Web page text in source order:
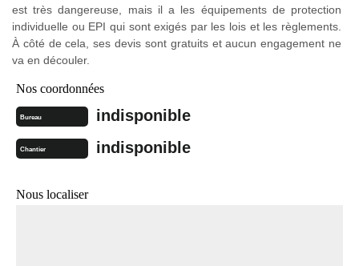
est très dangereuse, mais il a les équipements de protection
individuelle ou EPI qui sont exigés par les lois et les règlements.
À côté de cela, ses devis sont gratuits et aucun engagement ne
va en découler.
Nos coordonnées
Bureau indisponible
Chantier indisponible
Nous localiser